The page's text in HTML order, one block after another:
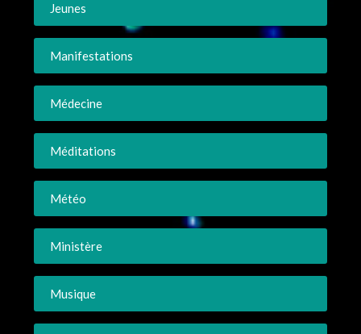
Jeunes
Manifestations
Médecine
Méditations
Météo
Ministère
Musique